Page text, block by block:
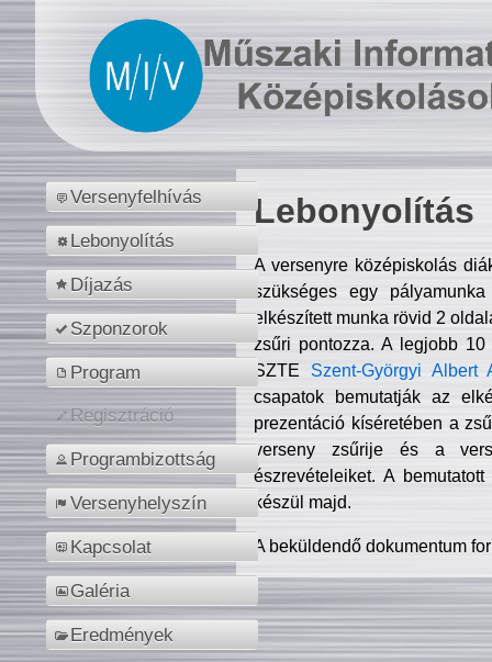
Versenyfelhívás
Lebonyolítás
Díjazás
Szponzorok
Program
Regisztráció
Programbizottság
Versenyhelyszín
Kapcsolat
Galéria
Eredmények
Lebonyolítás
A versenyre középiskolás
szükséges egy
elkészített munka rövid 2
zsűri pontozza. A legjobb
SZTE Szent-Györgyi Albert
csapatok bemutatják az
prezentáció kíséretében a
verseny zsűrije és a
észrevételeiket. A
készül majd.
A beküldendő dokumentum